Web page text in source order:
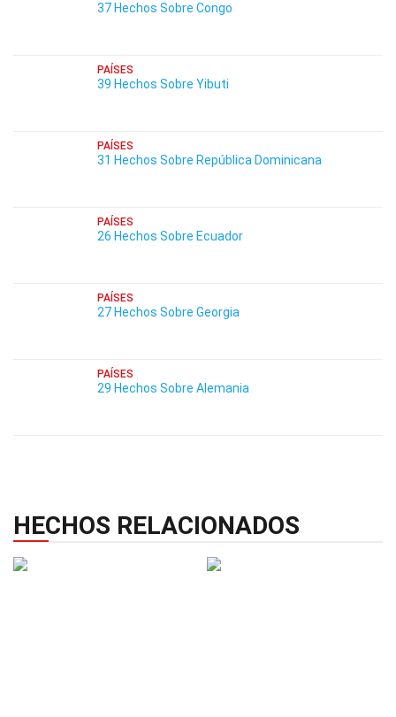
37 Hechos Sobre Congo
PAÍSES
39 Hechos Sobre Yibuti
PAÍSES
31 Hechos Sobre República Dominicana
PAÍSES
26 Hechos Sobre Ecuador
PAÍSES
27 Hechos Sobre Georgia
PAÍSES
29 Hechos Sobre Alemania
HECHOS RELACIONADOS